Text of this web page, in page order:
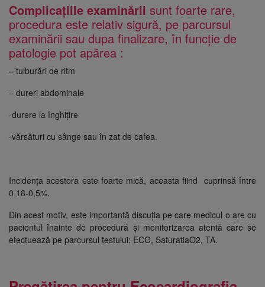
Complicațiile examinării sunt foarte rare,
procedura este relativ sigură, pe parcursul
examinării sau dupa finalizare, în funcție de
patologie pot apărea :
– tulburări de ritm
– dureri abdominale
-durere la înghițire
-vărsături cu sânge sau în zat de cafea.
Incidența acestora este foarte mică, aceasta fiind cuprinsă între
0,18-0,5%.
Din acest motiv, este importantă discuția pe care medicul o are cu
pacientul înainte de procedură și monitorizarea atentă care se
efectuează pe parcursul testului: ECG, SaturatiaO2, TA.